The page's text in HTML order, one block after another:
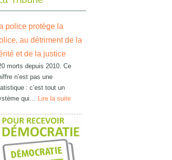
police protège la
au détriment de la
et de la justice
morts depuis 2010. Ce
n’est pas une
: c’est tout un
qui… Lire la suite